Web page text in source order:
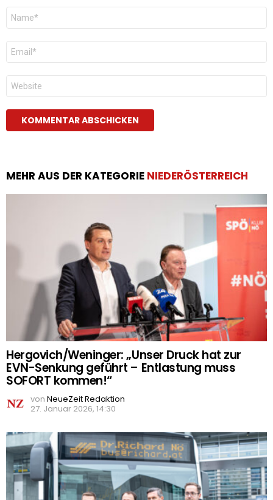
Name
E-
Mail
*
Website
MEHR AUS DER KATEGORIE NIEDERÖSTERREICH
Hergovich/Weninger: „Unser Druck hat zur
EVN-Senkung geführt – Entlastung muss
SOFORT kommen!“
von NeueZeit Redaktion
27. Januar 2026, 14:30